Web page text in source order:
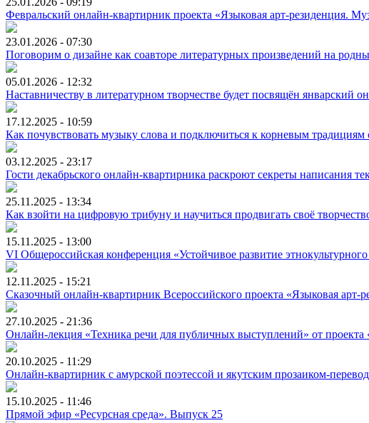
Февральский онлайн-квартирник проекта «Языковая арт-резиденция.
23.01.2026 - 07:30
Поговорим о дизайне как соавторе литературных произведений на
05.01.2026 - 12:32
Наставничеству в литературном творчестве будет посвящён январский
17.12.2025 - 10:59
Как почувствовать музыку слова и подключиться к корневым традициям
03.12.2025 - 23:17
Гости декабрьского онлайн-квартирника раскроют секреты написания
25.11.2025 - 13:34
Как взойти на цифровую трибуну и научиться продвигать своё
15.11.2025 - 13:00
VI Общероссийская конференция «Устойчивое развитие этнокультурного
12.11.2025 - 15:21
Сказочный онлайн-квартирник Всероссийского проекта «Языковая арт-
27.10.2025 - 21:36
Онлайн-лекция «Техника речи для публичных выступлений» от проекта
20.10.2025 - 11:29
Онлайн-квартирник с амурской поэтессой и якутским прозаиком-
15.10.2025 - 11:46
Прямой эфир «Ресурсная среда». Выпуск 25